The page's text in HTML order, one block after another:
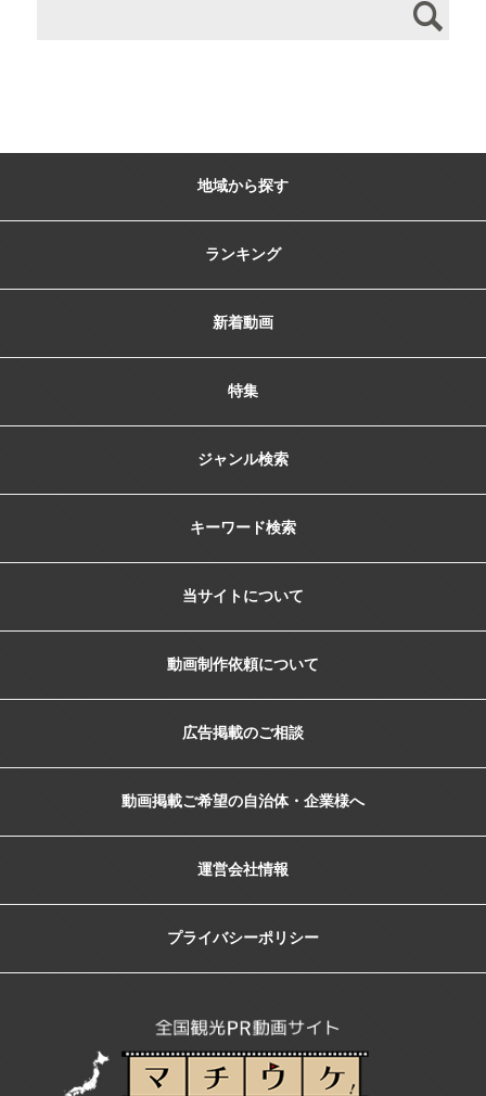
地域から探す
ランキング
新着動画
特集
ジャンル検索
キーワード検索
当サイトについて
動画制作依頼について
広告掲載のご相談
動画掲載ご希望の自治体・企業様へ
運営会社情報
プライバシーポリシー